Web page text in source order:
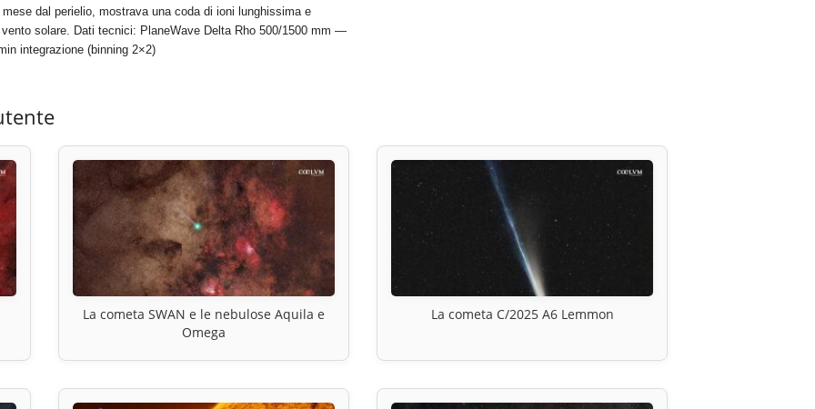
dal perielio, mostrava una coda di ioni lunghissima e
solare. Dati tecnici: PlaneWave Delta Rho 500/1500 mm —
integrazione (binning 2×2)
La cometa SWAN e le nebulose Aquila e
Omega
La cometa C/2025 A6 Lemmon